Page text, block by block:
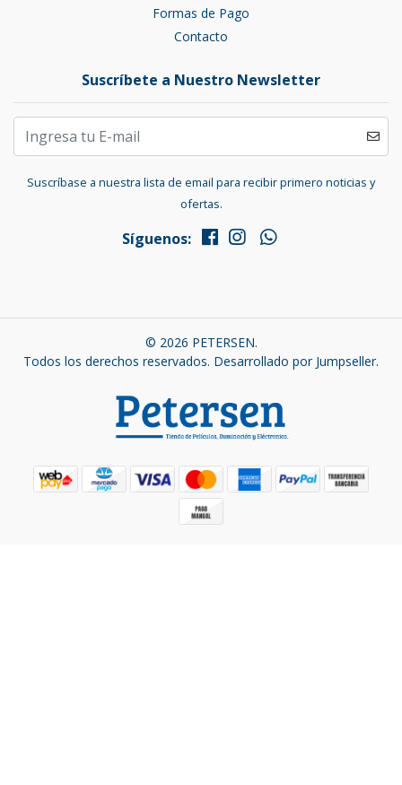
Formas de Pago
Contacto
Suscríbete a Nuestro Newsletter
Suscríbase a nuestra lista de email para recibir primero noticias y
ofertas.
Síguenos:
© 2026 PETERSEN.
Todos los derechos reservados. Desarrollado por Jumpseller.